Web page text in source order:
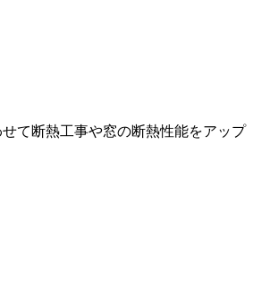
て断熱工事や窓の断熱性能をアップ